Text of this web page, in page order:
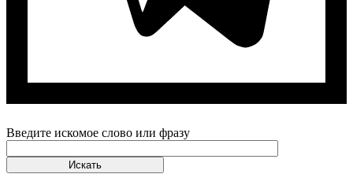
Введите искомое слово или фразу